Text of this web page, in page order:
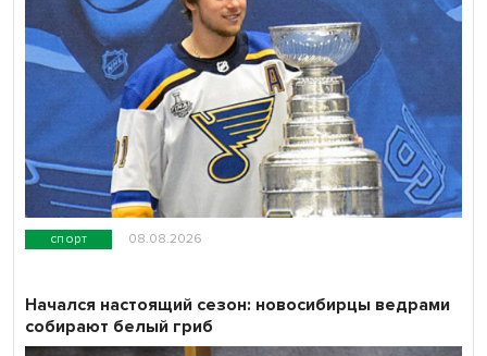
спорт 08.08.2026
Начался настоящий сезон: новосибирцы ведрами
собирают белый гриб